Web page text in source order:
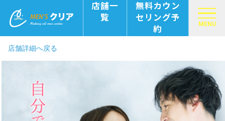
店舗一
覧
無料カウン
セリング予
約
MENU
店舗詳細へ戻る